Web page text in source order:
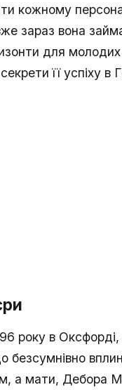
кожному
зараз вона
для
її успіху в
року в Оксфорді,
а мати, Дебора